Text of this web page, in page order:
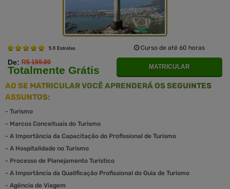
5.0 Estrelas Curso de até 60 horas
De: R$ 159.80
Totalmente Grátis MATRICULAR
AO SE MATRICULAR VOCÊ APRENDERÁ OS SEGUINTES
ASSUNTOS:
- Turismo
- Marcos Conceituais do Turismo
- A Importância da Capacitação do Profissional de Turismo
- A Hospitalidade no Turismo
- Processo de Planejamento Turístico
- A Importância da Qualificação Profissional do Guia de Turismo
- Agência de Viagem